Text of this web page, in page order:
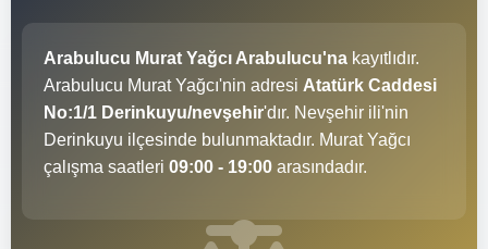
Arabulucu Murat Yağcı Arabulucu'na kayıtlıdır.
Arabulucu Murat Yağcı'nin adresi Atatürk Caddesi
No:1/1 Derinkuyu/nevşehir'dır. Nevşehir ili'nin
Derinkuyu ilçesinde bulunmaktadır. Murat Yağcı
çalışma saatleri 09:00 - 19:00 arasındadır.